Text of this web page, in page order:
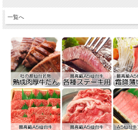
一覧へ